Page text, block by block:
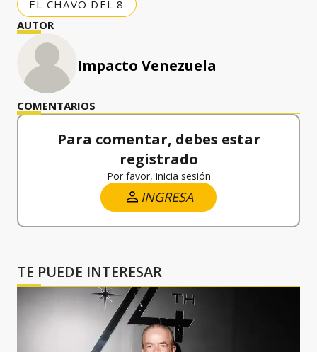
EL CHAVO DEL 8
AUTOR
Impacto Venezuela
COMENTARIOS
Para comentar, debes estar
registrado
Por favor, inicia sesión
INGRESA
TE PUEDE INTERESAR